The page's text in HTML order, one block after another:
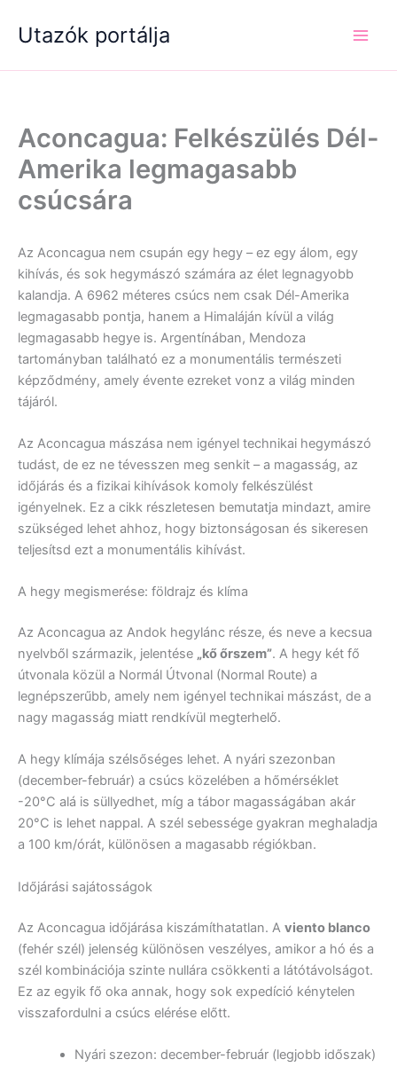
Utazók portálja
Aconcagua: Felkészülés Dél-
Amerika legmagasabb
csúcsára
Az Aconcagua nem csupán egy hegy – ez egy álom, egy
kihívás, és sok hegymászó számára az élet legnagyobb
kalandja. A 6962 méteres csúcs nem csak Dél-Amerika
legmagasabb pontja, hanem a Himaláján kívül a világ
legmagasabb hegye is. Argentínában, Mendoza
tartományban található ez a monumentális természeti
képződmény, amely évente ezreket vonz a világ minden
tájáról.
Az Aconcagua mászása nem igényel technikai hegymászó
tudást, de ez ne tévesszen meg senkit – a magasság, az
időjárás és a fizikai kihívások komoly felkészülést
igényelnek. Ez a cikk részletesen bemutatja mindazt, amire
szükséged lehet ahhoz, hogy biztonságosan és sikeresen
teljesítsd ezt a monumentális kihívást.
A hegy megismerése: földrajz és klíma
Az Aconcagua az Andok hegylánc része, és neve a kecsua
nyelvből származik, jelentése „kő őrszem”. A hegy két fő
útvonala közül a Normál Útvonal (Normal Route) a
legnépszerűbb, amely nem igényel technikai mászást, de a
nagy magasság miatt rendkívül megterhelő.
A hegy klímája szélsőséges lehet. A nyári szezonban
(december-február) a csúcs közelében a hőmérséklet
-20°C alá is süllyedhet, míg a tábor magasságában akár
20°C is lehet nappal. A szél sebessége gyakran meghaladja
a 100 km/órát, különösen a magasabb régiókban.
Időjárási sajátosságok
Az Aconcagua időjárása kiszámíthatatlan. A viento blanco
(fehér szél) jelenség különösen veszélyes, amikor a hó és a
szél kombinációja szinte nullára csökkenti a látótávolságot.
Ez az egyik fő oka annak, hogy sok expedíció kénytelen
visszafordulni a csúcs elérése előtt.
Nyári szezon: december-február (legjobb időszak)